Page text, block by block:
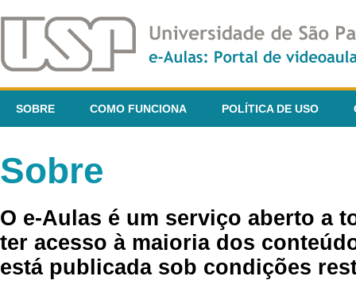
SOBRE COMO FUNCIONA POLÍTICA DE USO
Sobre
O e-Aulas é um serviço aberto a
ter acesso à maioria dos
está publicada sob condições